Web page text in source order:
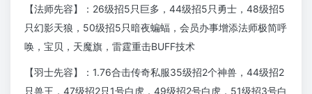
【法师先容】：26级招5只巨多，44级招5只勇士，48级招5
只幻影天狼，50级招5只暗夜蝙蝠，会员办事增添法师极简呼
唤，宝贝，天魔旗，雷霆重击BUFF技术
【羽士先容】：1.76合击传奇私服35级招2个神兽，44级招2
只兽王，47级招2只1号白虎，49级招2号白虎，51级招3号白